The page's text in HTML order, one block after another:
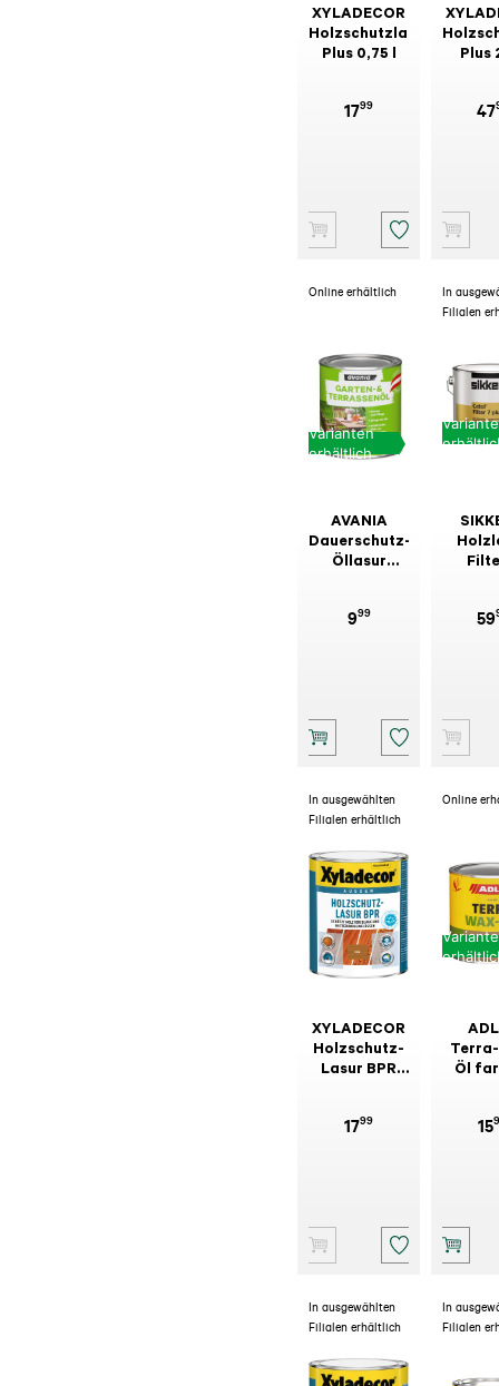
XYLADECOR
Holzschutzlasur
Plus 0,75 l
1799
Plus
47
Online erhältlich
Varianten
erhältlich
AVANIA
Dauerschutz-
Öllasur
999
In
Filialen
59
In ausgewählten
Filialen erhältlich
XYLADECOR
Holzschutz-
Lasur BPR
1799
Online
Öl
15
In ausgewählten
Filialen erhältlich
In
Filialen